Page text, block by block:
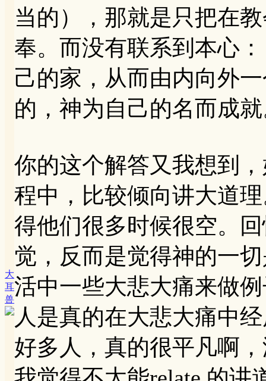
大
耳
兽
当的），那就是只把在
奉。而没有联系到本心
己的家，从而由内向外
的，神为自己的名而成
你的这个解答又我想到
程中，比较倾向讲大道
得他们很多时候很空。
觉，反而是觉得神的一
活中一些大悲大痛来做
人是真的在大悲大痛中
好多人，真的很平凡啊